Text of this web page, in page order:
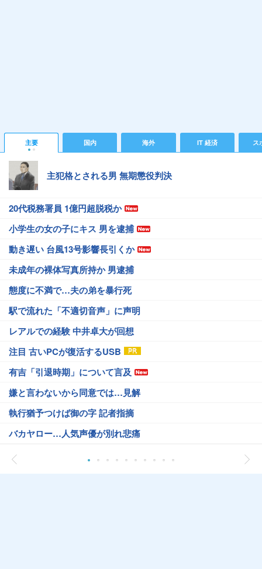
主要 国内 海外 IT 経済 ス
主犯格とされる男 無期懲役判決
20代税務署員 1億円超脱税か
小学生の女の子にキス 男を逮捕
動き遅い 台風13号影響長引くか
未成年の裸体写真所持か 男逮捕
態度に不満で…夫の弟を暴行死
駅で流れた「不適切音声」に声明
レアルでの経験 中井卓大が回想
注目 古いPCが復活するUSB
有吉「引退時期」について言及
嫌と言わないから同意では…見解
執行猶予つけば御の字 記者指摘
バカヤロー…人気声優が別れ悲痛